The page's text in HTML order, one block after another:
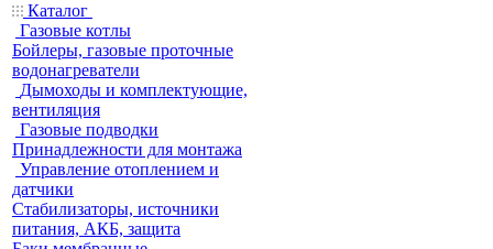
Каталог
Газовые котлы
Бойлеры, газовые проточные
водонагреватели
Дымоходы и комплектующие,
вентиляция
Газовые подводки
Принадлежности для монтажа
Управление отоплением и
датчики
Стабилизаторы, источники
питания, АКБ, защита